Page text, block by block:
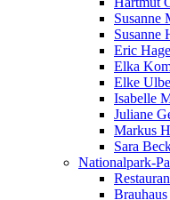
Susanne
Susanne
Eric
Elka
Elke
Isabelle
Juliane
Markus
Sara
Nationalpark-